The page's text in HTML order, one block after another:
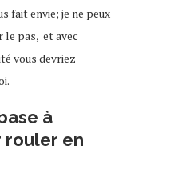
fait envie; je ne peux
le pas, et avec
vous devriez
à
rouler en